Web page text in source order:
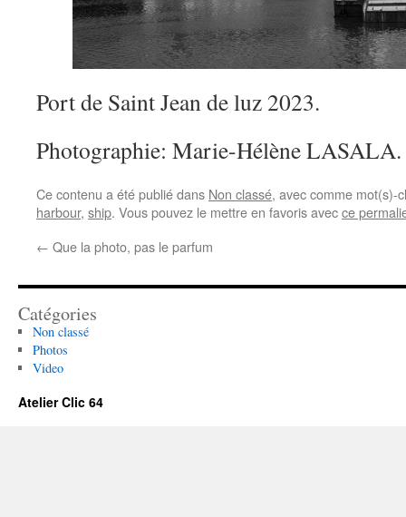
Port de Saint Jean de luz 2023.
Photographie: Marie-Hélène LASALA.
Ce contenu a été publié dans Non classé, avec comme mot(s)-
harbour, ship. Vous pouvez le mettre en favoris avecce
← Que la photo, pas le parfum
Catégories
Non classé
Photos
Video
Atelier Clic 64